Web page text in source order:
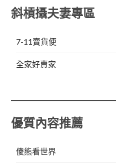
斜槓攝夫妻專區
7-11賣貨便
全家好賣家
優質內容推薦
傻熊看世界